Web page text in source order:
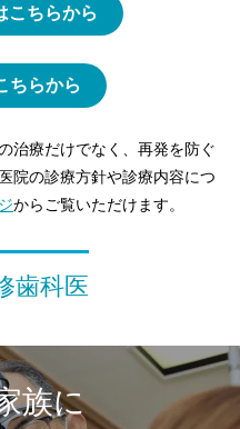
こちらから
ちらから
治療だけでなく、再発を防ぐ
院の診療方針や診療内容につ
からご覧いただけます。
歯科医
族に